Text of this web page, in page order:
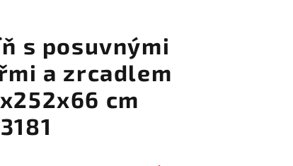
s posuvnými
a zrcadlem
cm